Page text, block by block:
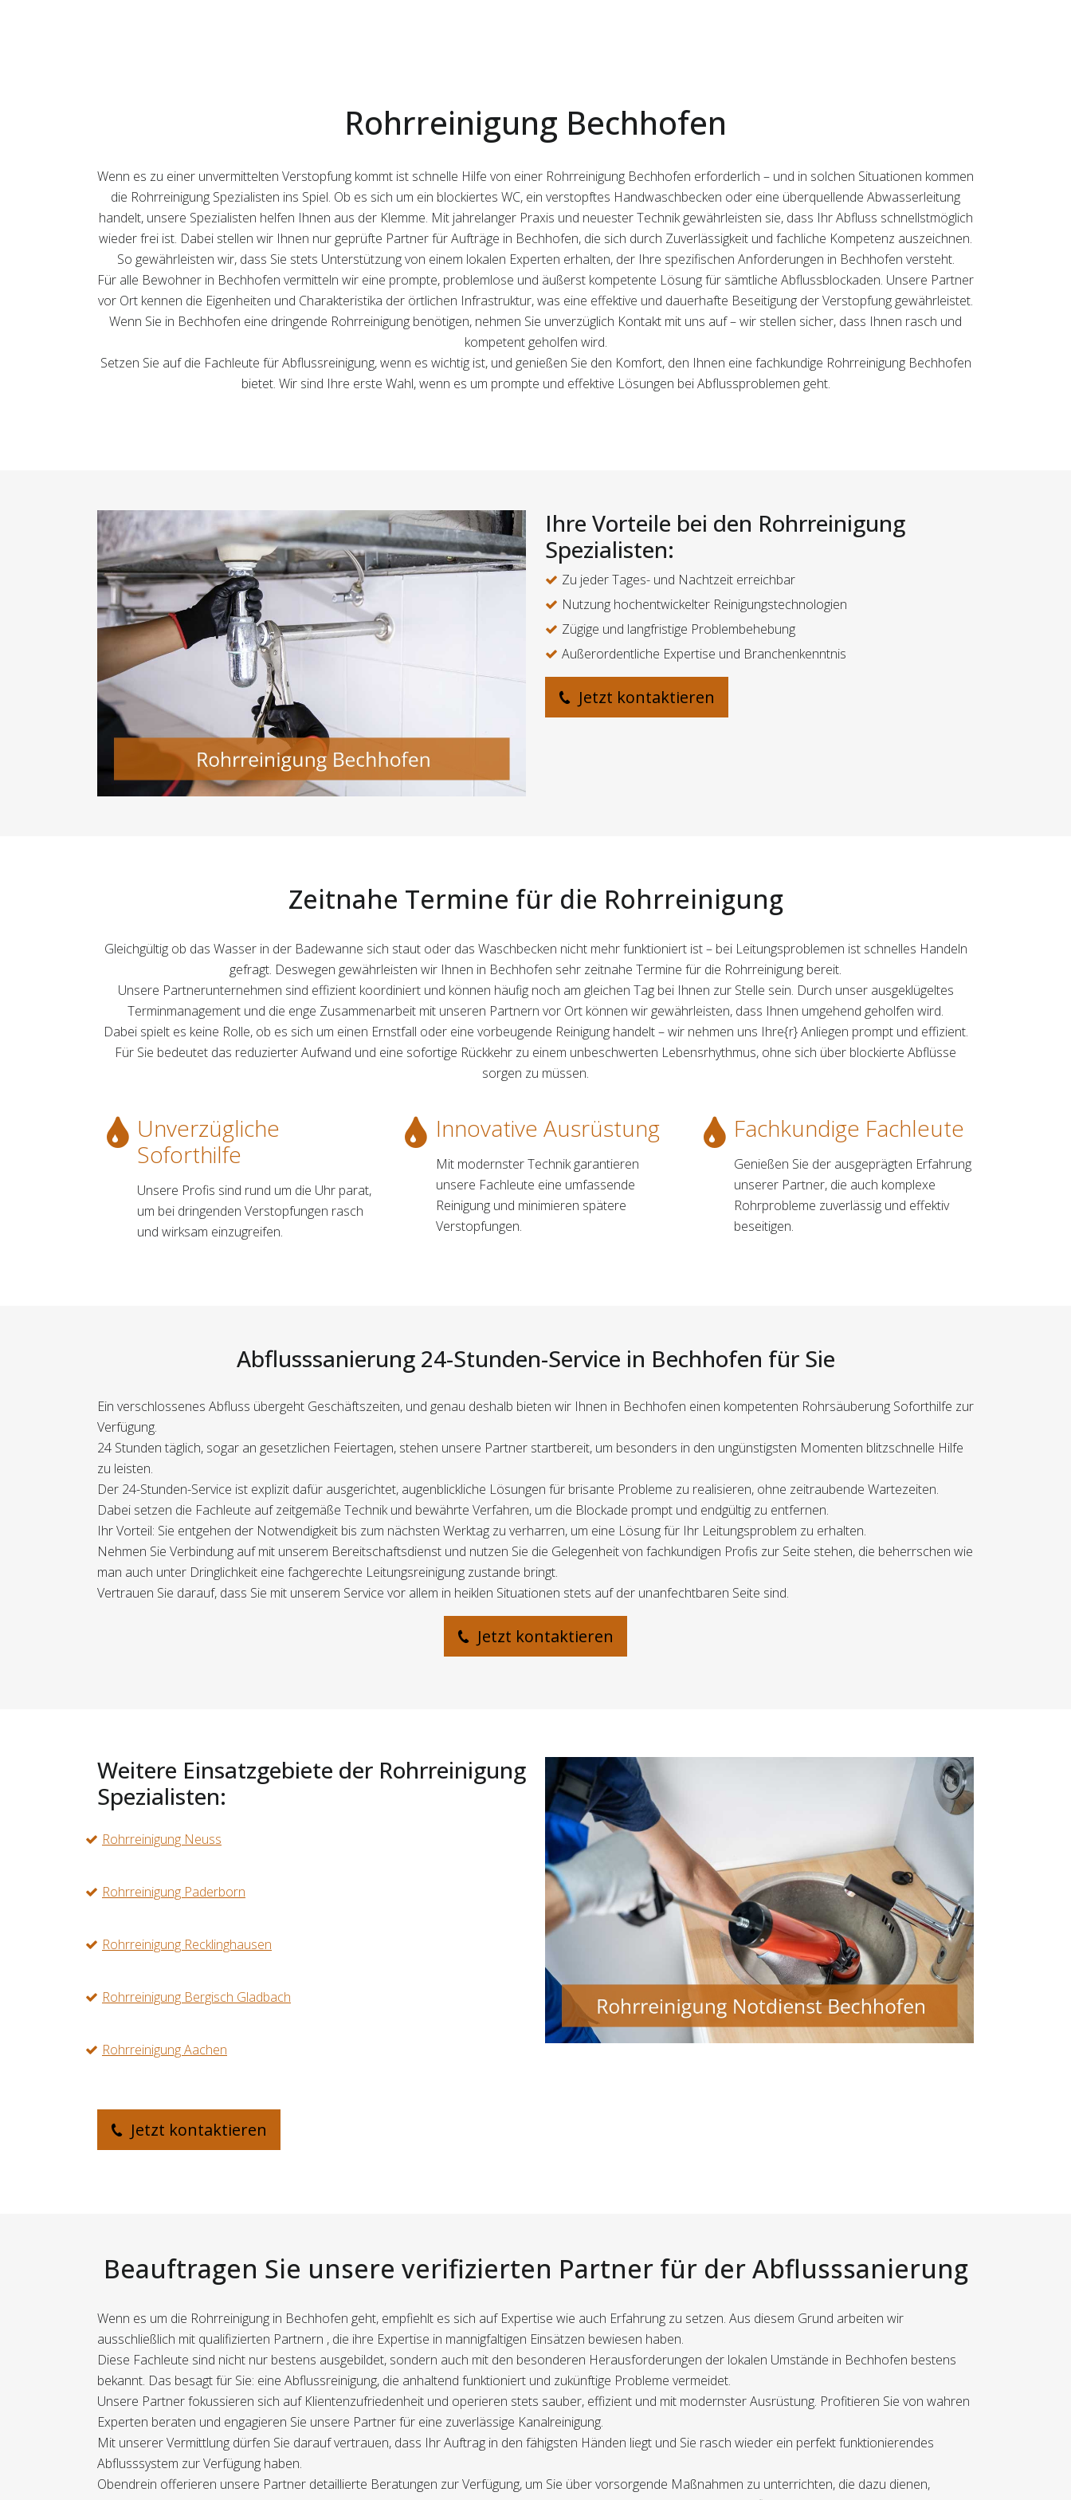
Rohrreinigung Bechhofen
Wenn es zu einer unvermittelten Verstopfung kommt ist schnelle Hilfe von einer Rohrreinigung Bechhofen erforderlich – und in solchen Situationen kommen
die Rohrreinigung Spezialisten ins Spiel. Ob es sich um ein blockiertes WC, ein verstopftes Handwaschbecken oder eine überquellende Abwasserleitung
handelt, unsere Spezialisten helfen Ihnen aus der Klemme. Mit jahrelanger Praxis und neuester Technik gewährleisten sie, dass Ihr Abfluss schnellstmöglich
wieder frei ist. Dabei stellen wir Ihnen nur geprüfte Partner für Aufträge in Bechhofen, die sich durch Zuverlässigkeit und fachliche Kompetenz auszeichnen.
So gewährleisten wir, dass Sie stets Unterstützung von einem lokalen Experten erhalten, der Ihre spezifischen Anforderungen in Bechhofen versteht.
Für alle Bewohner in Bechhofen vermitteln wir eine prompte, problemlose und äußerst kompetente Lösung für sämtliche Abflussblockaden. Unsere Partner
vor Ort kennen die Eigenheiten und Charakteristika der örtlichen Infrastruktur, was eine effektive und dauerhafte Beseitigung der Verstopfung gewährleistet.
Wenn Sie in Bechhofen eine dringende Rohrreinigung benötigen, nehmen Sie unverzüglich Kontakt mit uns auf – wir stellen sicher, dass Ihnen rasch und
kompetent geholfen wird.
Setzen Sie auf die Fachleute für Abflussreinigung, wenn es wichtig ist, und genießen Sie den Komfort, den Ihnen eine fachkundige Rohrreinigung Bechhofen
bietet. Wir sind Ihre erste Wahl, wenn es um prompte und effektive Lösungen bei Abflussproblemen geht.
Ihre Vorteile bei den Rohrreinigung
Spezialisten:
Zu jeder Tages- und Nachtzeit erreichbar
Nutzung hochentwickelter Reinigungstechnologien
Zügige und langfristige Problembehebung
Außerordentliche Expertise und Branchenkenntnis
Jetzt kontaktieren
Zeitnahe Termine für die Rohrreinigung
Gleichgültig ob das Wasser in der Badewanne sich staut oder das Waschbecken nicht mehr funktioniert ist – bei Leitungsproblemen ist schnelles Handeln
gefragt. Deswegen gewährleisten wir Ihnen in Bechhofen sehr zeitnahe Termine für die Rohrreinigung bereit.
Unsere Partnerunternehmen sind effizient koordiniert und können häufig noch am gleichen Tag bei Ihnen zur Stelle sein. Durch unser ausgeklügeltes
Terminmanagement und die enge Zusammenarbeit mit unseren Partnern vor Ort können wir gewährleisten, dass Ihnen umgehend geholfen wird.
Dabei spielt es keine Rolle, ob es sich um einen Ernstfall oder eine vorbeugende Reinigung handelt – wir nehmen uns Ihre{r} Anliegen prompt und effizient.
Für Sie bedeutet das reduzierter Aufwand und eine sofortige Rückkehr zu einem unbeschwerten Lebensrhythmus, ohne sich über blockierte Abflüsse
sorgen zu müssen.
Unverzügliche
Soforthilfe
Unsere Profis sind rund um die Uhr parat,
um bei dringenden Verstopfungen rasch
und wirksam einzugreifen.
Innovative Ausrüstung
Mit modernster Technik garantieren
unsere Fachleute eine umfassende
Reinigung und minimieren spätere
Verstopfungen.
Fachkundige Fachleute
Genießen Sie der ausgeprägten Erfahrung
unserer Partner, die auch komplexe
Rohrprobleme zuverlässig und effektiv
beseitigen.
Abflusssanierung 24-Stunden-Service in Bechhofen für Sie
Ein verschlossenes Abfluss übergeht Geschäftszeiten, und genau deshalb bieten wir Ihnen in Bechhofen einen kompetenten Rohrsäuberung Soforthilfe zur
Verfügung.
24 Stunden täglich, sogar an gesetzlichen Feiertagen, stehen unsere Partner startbereit, um besonders in den ungünstigsten Momenten blitzschnelle Hilfe
zu leisten.
Der 24-Stunden-Service ist explizit dafür ausgerichtet, augenblickliche Lösungen für brisante Probleme zu realisieren, ohne zeitraubende Wartezeiten.
Dabei setzen die Fachleute auf zeitgemäße Technik und bewährte Verfahren, um die Blockade prompt und endgültig zu entfernen.
Ihr Vorteil: Sie entgehen der Notwendigkeit bis zum nächsten Werktag zu verharren, um eine Lösung für Ihr Leitungsproblem zu erhalten.
Nehmen Sie Verbindung auf mit unserem Bereitschaftsdienst und nutzen Sie die Gelegenheit von fachkundigen Profis zur Seite stehen, die beherrschen wie
man auch unter Dringlichkeit eine fachgerechte Leitungsreinigung zustande bringt.
Vertrauen Sie darauf, dass Sie mit unserem Service vor allem in heiklen Situationen stets auf der unanfechtbaren Seite sind.
Jetzt kontaktieren
Weitere Einsatzgebiete der Rohrreinigung
Spezialisten:
Rohrreinigung Neuss
Rohrreinigung Paderborn
Rohrreinigung Recklinghausen
Rohrreinigung Bergisch Gladbach
Rohrreinigung Aachen
Jetzt kontaktieren
Beauftragen Sie unsere verifizierten Partner für der Abflusssanierung
Wenn es um die Rohrreinigung in Bechhofen geht, empfiehlt es sich auf Expertise wie auch Erfahrung zu setzen. Aus diesem Grund arbeiten wir
ausschließlich mit qualifizierten Partnern , die ihre Expertise in mannigfaltigen Einsätzen bewiesen haben.
Diese Fachleute sind nicht nur bestens ausgebildet, sondern auch mit den besonderen Herausforderungen der lokalen Umstände in Bechhofen bestens
bekannt. Das besagt für Sie: eine Abflussreinigung, die anhaltend funktioniert und zukünftige Probleme vermeidet.
Unsere Partner fokussieren sich auf Klientenzufriedenheit und operieren stets sauber, effizient und mit modernster Ausrüstung. Profitieren Sie von wahren
Experten beraten und engagieren Sie unsere Partner für eine zuverlässige Kanalreinigung.
Mit unserer Vermittlung dürfen Sie darauf vertrauen, dass Ihr Auftrag in den fähigsten Händen liegt und Sie rasch wieder ein perfekt funktionierendes
Abflusssystem zur Verfügung haben.
Obendrein offerieren unsere Partner detaillierte Beratungen zur Verfügung, um Sie über vorsorgende Maßnahmen zu unterrichten, die dazu dienen,